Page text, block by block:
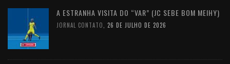
A ESTRANHA VISITA DO “VAR” (JC SEBE BOM MEIHY)
JORNAL CONTATO 26 DE JULHO DE 2026